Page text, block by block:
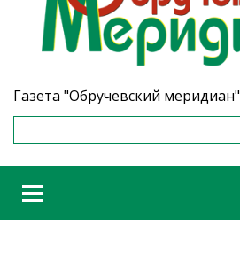
Газета "Обручевский меридиан"